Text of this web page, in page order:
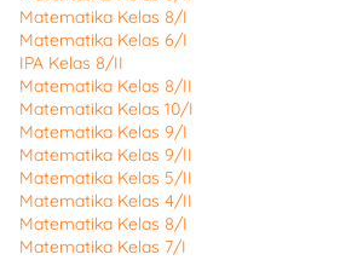
Matematika Kelas 8/I
Matematika Kelas 6/I
IPA Kelas 8/II
Matematika Kelas 8/II
Matematika Kelas 10/I
Matematika Kelas 9/I
Matematika Kelas 9/II
Matematika Kelas 5/II
Matematika Kelas 4/II
Matematika Kelas 8/I
Matematika Kelas 7/I